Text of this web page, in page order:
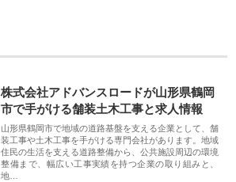
株式会社アドバンスロードが山形県鶴岡
市で手がける舗装土木工事と求人情報
山形県鶴岡市で地域の道路基盤を支える企業として、舗
装工事や土木工事を手がける専門会社があります。地域
住民の生活を支える道路整備から、公共施設周辺の環境
整備まで、幅広い工事実績を持つ企業の取り組みと、
地…